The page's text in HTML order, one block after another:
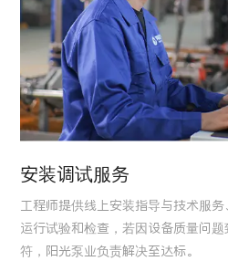
安装调试服务
工程师提供线上安装指导与技术服
运行试验和检查，若因设备质量问
符，阳光泵业负责解决至达标。